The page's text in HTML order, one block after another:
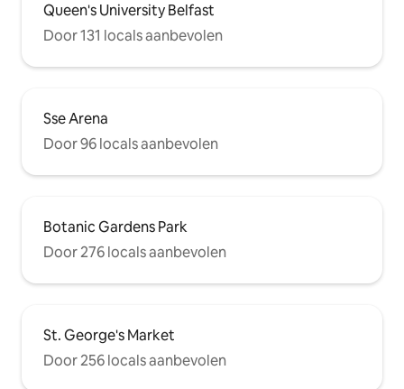
Queen's University Belfast
Door 131 locals aanbevolen
Sse Arena
Door 96 locals aanbevolen
Botanic Gardens Park
Door 276 locals aanbevolen
St. George's Market
Door 256 locals aanbevolen